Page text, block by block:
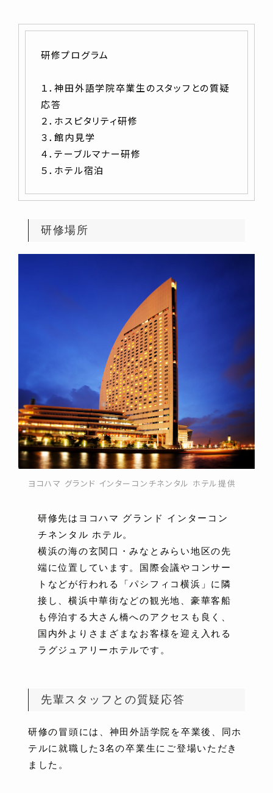
研修プログラム
１．神田外語学院卒業生のスタッフとの質疑
応答
２．ホスピタリティ研修
３．館内見学
４．テーブルマナー研修
５．ホテル宿泊
研修場所
ヨコハマ グランド インターコンチネンタル ホテル提供
研修先はヨコハマ グランド インターコン
チネンタル ホテル。
横浜の海の玄関口・みなとみらい地区の先
端に位置しています。国際会議やコンサー
トなどが行われる「パシフィコ横浜」に隣
接し、横浜中華街などの観光地、豪華客船
も停泊する大さん橋へのアクセスも良く、
国内外よりさまざまなお客様を迎え入れる
ラグジュアリーホテルです。
先輩スタッフとの質疑応答
研修の冒頭には、神田外語学院を卒業後、同ホ
テルに就職した3名の卒業生にご登場いただき
ました。